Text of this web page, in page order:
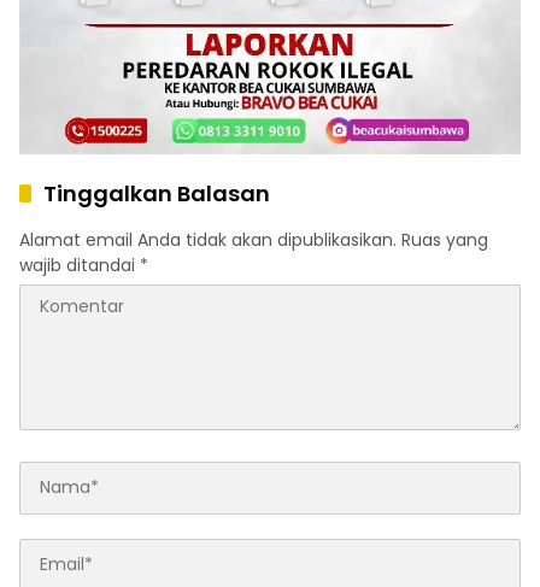
Tinggalkan Balasan
Alamat email Anda tidak akan dipublikasikan. Ruas yang
wajib ditandai *